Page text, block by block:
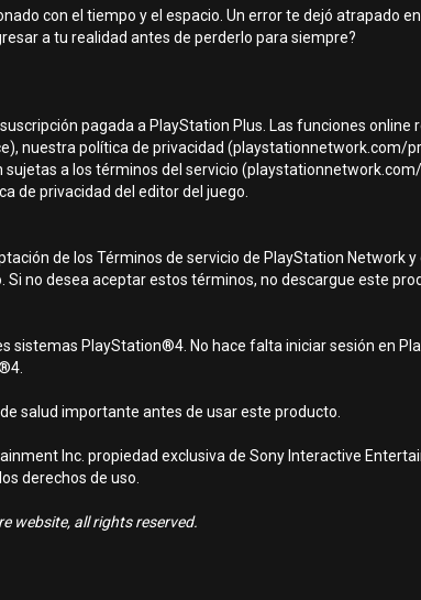
con el tiempo y el espacio. Un error te dejó atrapado
a tu realidad antes de perderlo para siempre?
pagada a PlayStation Plus. Las funciones
nuestra política de privacidad (playstationnetwork.com/
sujetas a los términos del servicio
de privacidad del editor del juego.
de los Términos de servicio de PlayStation Network
Si no desea aceptar estos términos, no descargue este
sistemas PlayStation®4. No hace falta iniciar sesión en
salud importante antes de usar este producto.
Inc. propiedad exclusiva de Sony Interactive
derechos de uso.
website, all rights reserved.